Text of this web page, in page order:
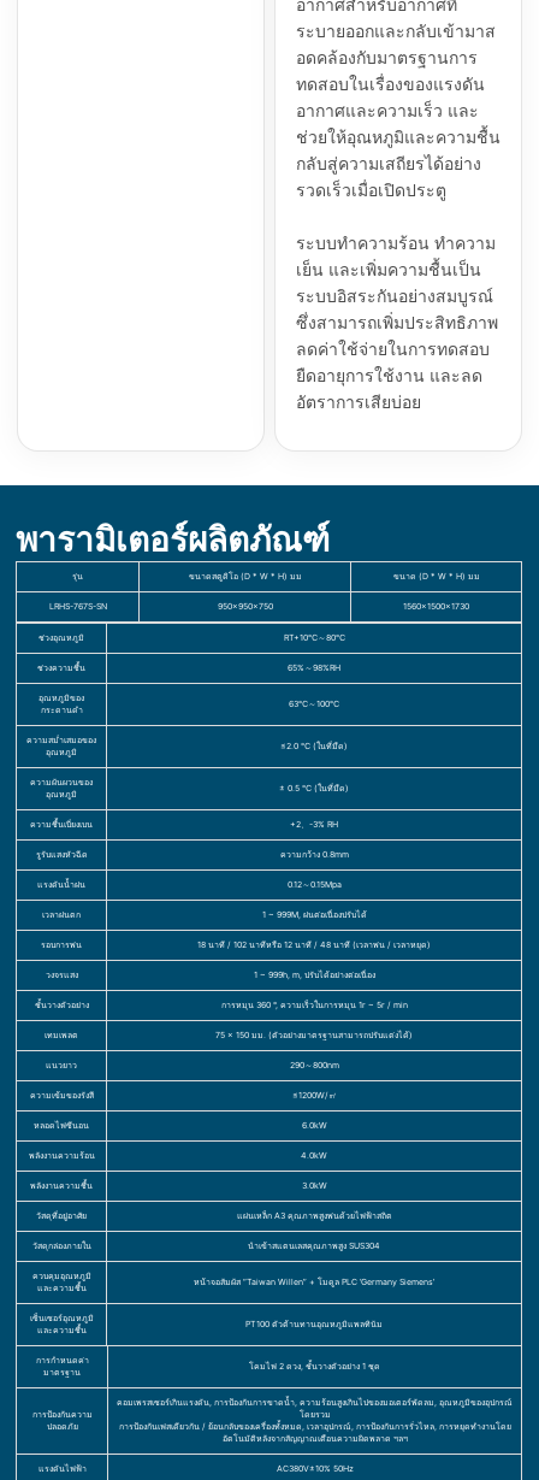
อากาศสำหรับอากาศที่
ระบายออกและกลับเข้ามาส
อดคล้องกับมาตรฐานการ
ทดสอบในเรื่องของแรงดัน
อากาศและความเร็ว และ
ช่วยให้อุณหภูมิและความชื้น
กลับสู่ความเสถียรได้อย่าง
รวดเร็วเมื่อเปิดประตู
ระบบทำความร้อน ทำความ
เย็น และเพิ่มความชื้นเป็น
ระบบอิสระกันอย่างสมบูรณ์
ซึ่งสามารถเพิ่มประสิทธิภาพ
ลดค่าใช้จ่ายในการทดสอบ
ยืดอายุการใช้งาน และลด
อัตราการเสียบ่อย
พารามิเตอร์ผลิตภัณฑ์
รุ่น ขนาดสตูดิโอ (D * W * H) มม ขนาด (D * W * H) มม
LRHS-767S-SN 950×950×750 1560×1500×1730
ช่วงอุณหภูมิ RT+10℃～80℃
ช่วงความชื้น 65%～98%RH
อุณหภูมิของ
กระดานดำ
63℃～100℃
ความสม่ำเสมอของ
อุณหภูมิ
≤2.0 ℃ (ในที่มืด)
ความผันผวนของ
อุณหภูมิ
± 0.5 ℃ (ในที่มืด)
ความชื้นเบี่ยงเบน +2、-3% RH
รูรับแสงหัวฉีด ความกว้าง 0.8mm
แรงดันน้ำฝน 0.12～0.15Mpa
เวลาฝนตก 1 ~ 999M, ฝนต่อเนื่องปรับได้
รอบการพ่น 18 นาที / 102 นาทีหรือ 12 นาที / 48 นาที (เวลาพ่น / เวลาหยุด)
วงจรแสง 1 ~ 999h, m, ปรับได้อย่างต่อเนื่อง
ชั้นวางตัวอย่าง การหมุน 360 °, ความเร็วในการหมุน 1r ~ 5r / min
เทมเพลต 75 × 150 มม. (ตัวอย่างมาตรฐานสามารถปรับแต่งได้)
แนวยาว 290～800nm
ความเข้มของรังสี ≤1200W/㎡
หลอดไฟซีนอน 6.0kW
พลังงานความร้อน 4.0kW
พลังงานความชื้น 3.0kW
วัสดุที่อยู่อาศัย แผ่นเหล็ก A3 คุณภาพสูงพ่นด้วยไฟฟ้าสถิต
วัสดุกล่องภายใน นำเข้าสแตนเลสคุณภาพสูง SUS304
ควบคุมอุณหภูมิ
และความชื้น
หน้าจอสัมผัส “Taiwan Willen” + โมดูล PLC ‘Germany Siemens’
เซ็นเซอร์อุณหภูมิ
และความชื้น
PT100 ตัวต้านทานอุณหภูมิแพลทินัม
การกำหนดค่า
มาตรฐาน
โคมไฟ 2 ดวง, ชั้นวางตัวอย่าง 1 ชุด
การป้องกันความ
ปลอดภัย
คอมเพรสเซอร์เกินแรงดัน, การป้องกันการขาดน้ำ, ความร้อนสูงเกินไปของมอเตอร์พัดลม, อุณหภูมิของอุปกรณ์
โดยรวม
การป้องกันเฟสเดียวกัน / ย้อนกลับของเครื่องทั้งหมด, เวลาอุปกรณ์, การป้องกันการรั่วไหล, การหยุดทำงานโดย
อัตโนมัติหลังจากสัญญาณเตือนความผิดพลาด ฯลฯ
แรงดันไฟฟ้า AC380V±10% 50Hz